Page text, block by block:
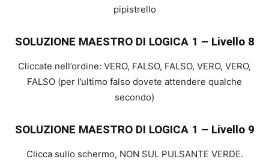
pipistrello
SOLUZIONE MAESTRO DI LOGICA 1 – Livello 8
Cliccate nell’ordine: VERO, FALSO, FALSO, VERO, VERO,
FALSO (per l’ultimo falso dovete attendere qualche
secondo)
SOLUZIONE MAESTRO DI LOGICA 1 – Livello 9
Clicca sullo schermo, NON SUL PULSANTE VERDE.